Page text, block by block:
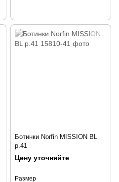
Ботинки Norfin MISSION BL
р.41
Цену уточняйте
Размер